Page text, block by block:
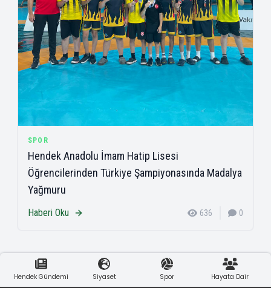
SPOR
Hendek Anadolu İmam Hatip Lisesi
Öğrencilerinden Türkiye Şampiyonasında Madalya
Yağmuru
Haberi Oku 636 0
Hendek Gündemi Siyaset Spor Hayata Dair